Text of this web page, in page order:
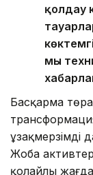
қолдау
мың
Басқарма
ұзақмерзімді
Жоба
қолайлы